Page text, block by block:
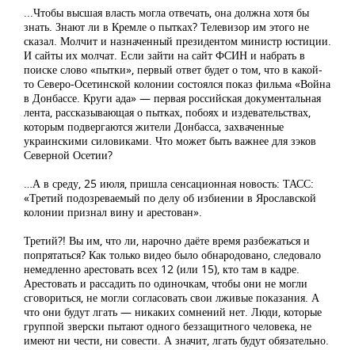
...Чтобы высшая власть могла отвечать, она должна хотя бы
знать. Знают ли в Кремле о пытках? Телевизор им этого не
сказал. Молчит и назначенный президентом министр юстиции.
И сайты их молчат. Если зайти на сайт ФСИН и набрать в
поиске слово «пытки», первый ответ будет о том, что в какой-
то Северо-Осетинской колонии состоялся показ фильма «Война
в Донбассе. Круги ада» — первая российская документальная
лента, рассказывающая о пытках, побоях и издевательствах,
которым подвергаются жители Донбасса, захваченные
украинскими силовиками. Что может быть важнее для зэков
Северной Осетии?
…А в среду, 25 июля, пришла сенсационная новость: ТАСС:
«Третий подозреваемый по делу об избиении в Ярославской
колонии признал вину и арестован».
Третий?! Вы им, что ли, нарочно даёте время разбежаться и
попрятаться? Как только видео было обнародовано, следовало
немедленно арестовать всех 12 (или 15), кто там в кадре.
Арестовать и рассадить по одиночкам, чтобы они не могли
сговориться, не могли согласовать свои лживые показания. А
что они будут лгать — никаких сомнений нет. Люди, которые
группой зверски пытают одного беззащитного человека, не
имеют ни чести, ни совести. А значит, лгать будут обязательно.